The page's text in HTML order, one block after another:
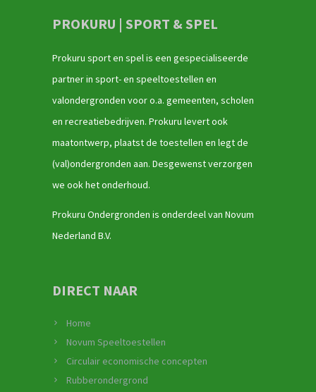
PROKURU | SPORT & SPEL
Prokuru sport en spel is een gespecialiseerde
partner in sport- en speeltoestellen en
valondergronden voor o.a. gemeenten, scholen
en recreatiebedrijven. Prokuru levert ook
maatontwerp, plaatst de toestellen en legt de
(val)ondergronden aan. Desgewenst verzorgen
we ook het onderhoud.
Prokuru Ondergronden is onderdeel van Novum
Nederland B.V.
DIRECT NAAR
Home
Novum Speeltoestellen
Circulair economische concepten
Rubberondergrond